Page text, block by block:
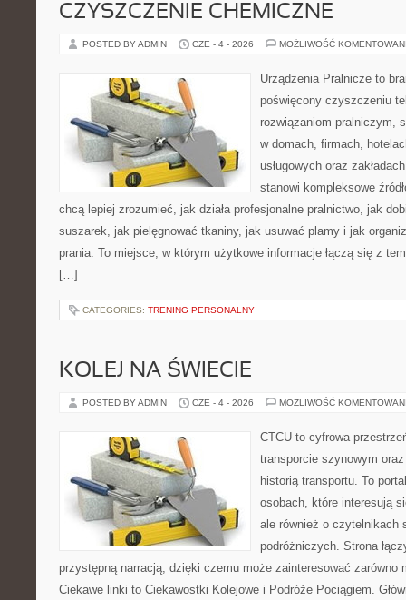
CZYSZCZENIE CHEMICZNE
POSTED BY ADMIN CZE - 4 - 2026 MOŻLIWOŚĆ
Urządzenia Pralnicze to
poświęcony czyszczeniu
rozwiązaniom pralniczym,
w domach, firmach,
usługowych oraz
stanowi kompleksowe
chcą lepiej zrozumieć, jak działa profesjonalne pralnictwo, jak
suszarek, jak pielęgnować tkaniny, jak usuwać plamy i jak
prania. To miejsce, w którym użytkowe informacje łączą się z
[…]
CATEGORIES: TRENING PERSONALNY
KOLEJ NA ŚWIECIE
POSTED BY ADMIN CZE - 4 - 2026 MOŻLIWOŚĆ
CTCU to cyfrowa
transporcie szynowym
historią transportu. To
osobach, które interesują
ale również o czytelnikach
podróżniczych. Strona
przystępną narracją, dzięki czemu może zainteresować zarówno
Ciekawe linki to Ciekawostki Kolejowe i Podróże Pociągiem.